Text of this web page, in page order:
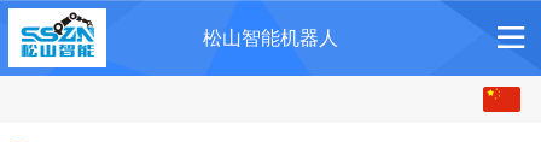
松山智能机器人